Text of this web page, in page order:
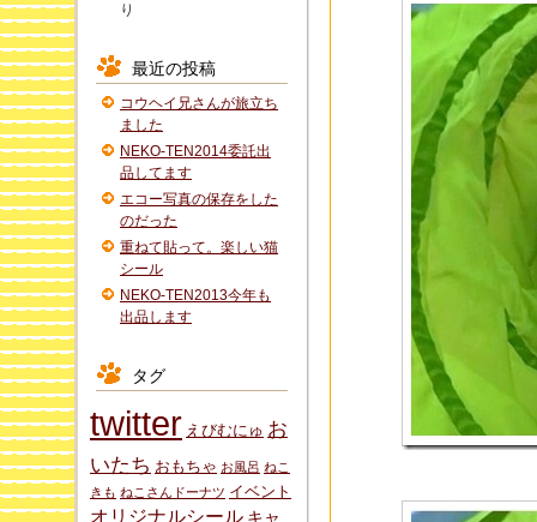
り
最近の投稿
コウヘイ兄さんが旅立ち
ました
NEKO-TEN2014委託出
品してます
エコー写真の保存をした
のだった
重ねて貼って。楽しい猫
シール
NEKO-TEN2013今年も
出品します
タグ
twitter えびむにゅ お
いたち おもちゃ お風呂 ねこ
きも ねこさんドーナツ イベント
オリジナルシール キャ